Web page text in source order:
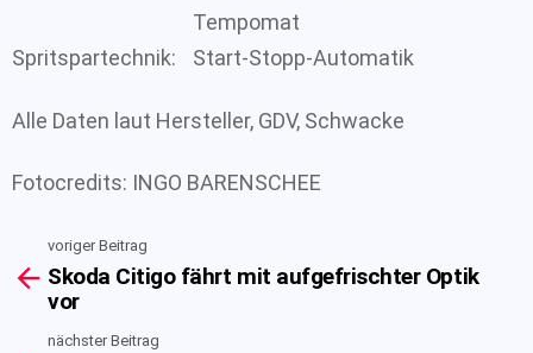
Tempomat
Spritspartechnik:
Start-Stopp-Automatik
Alle Daten laut Hersteller, GDV, Schwacke
Fotocredits: INGO BARENSCHEE
more
voriger Beitrag
Skoda Citigo fährt mit aufgefrischter Optik
vor
nächster Beitrag